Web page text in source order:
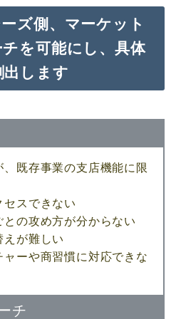
ズ側、マーケット
を可能にし、具体
します
既存事業の支店機能に限
セスできない
の攻め方が分からない
えが難しい
ャーや商習慣に対応できな
チ